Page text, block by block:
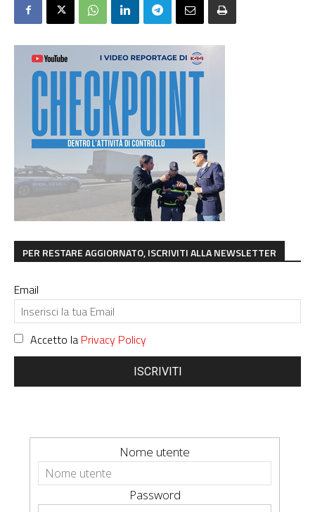
PER RESTARE AGGIORNATO, ISCRIVITI ALLA NEWSLETTER
Email
Accetto la Privacy Policy
ISCRIVITI
Nome utente
Password